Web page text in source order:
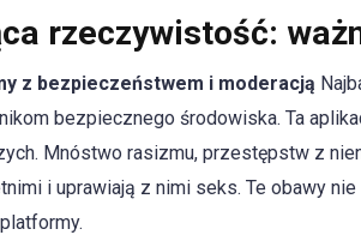
rzeczywistość:
z bezpieczeństwem i moderacją
bezpiecznego środowiska. Ta
Mnóstwo rasizmu, przestępstw z
i uprawiają z nimi seks. Te obawy